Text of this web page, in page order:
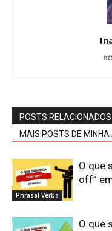
POSTS RELACIONADOS
MAIS POSTS DE
Phrasal Verbs
O que
off”
O que